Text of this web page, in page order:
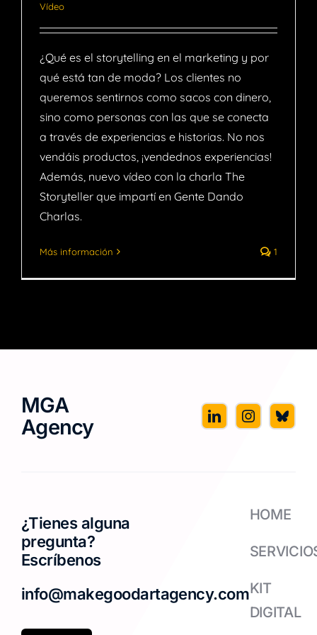
Vídeo
¿Qué es el storytelling en el marketing y por
qué está tan de moda? Los clientes no
queremos sentirnos como sacos con dinero,
sino como personas con las que se conecta
a través de experiencias e historias. No nos
vendáis productos, ¡vendednos experiencias!
Además, nuevo vídeo con la charla The
Storyteller que impartí en Gente Dando
Charlas.
Más información 1
MGA
Agency
¿Tienes alguna
pregunta?
Escríbenos
info@makegoodartagency.com
HOME
KIT
DIGITAL